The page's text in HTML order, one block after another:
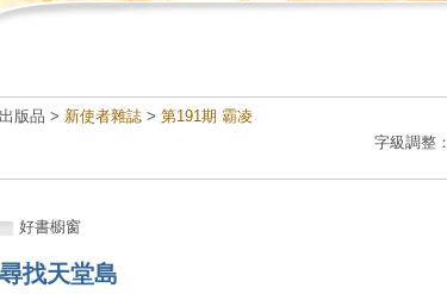
出版品 > 新使者雜誌 > 第191期 霸凌
字級調整：
好書櫥窗
尋找天堂島